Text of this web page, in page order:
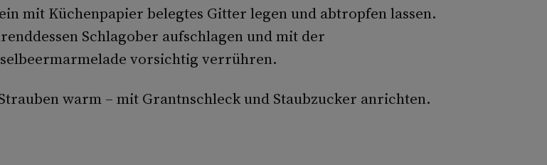
mit Küchenpapier belegtes Gitter legen und abtropfen lassen.
Schlagober aufschlagen und mit der
vorsichtig verrühren.
warm – mit Grantnschleck und Staubzucker anrichten.